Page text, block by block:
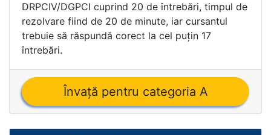
DRPCIV/DGPCI cuprind 20 de întrebări, timpul de
rezolvare fiind de 20 de minute, iar cursantul
trebuie să răspundă corect la cel puţin 17
întrebări.
Învaţă pentru categoria A